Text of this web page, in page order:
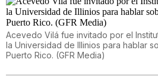
Acevedo Vilá fue invitado por el
la Universidad de Illinios para hablar
Puerto Rico. (GFR Media)